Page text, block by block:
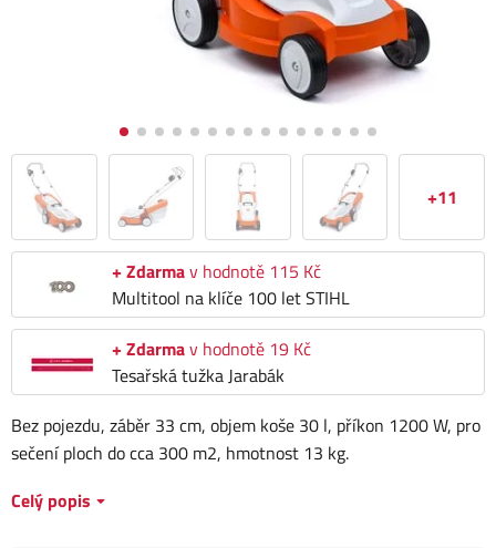
+11
+ Zdarmav hodnotě 115 Kč
Multitool na klíče 100 let STIHL
+ Zdarmav hodnotě 19 Kč
Tesařská tužka Jarabák
Bez pojezdu, záběr 33 cm, objem koše 30 l, příkon 1200 W, pro
sečení ploch do cca 300 m2, hmotnost 13 kg.
Celý popis